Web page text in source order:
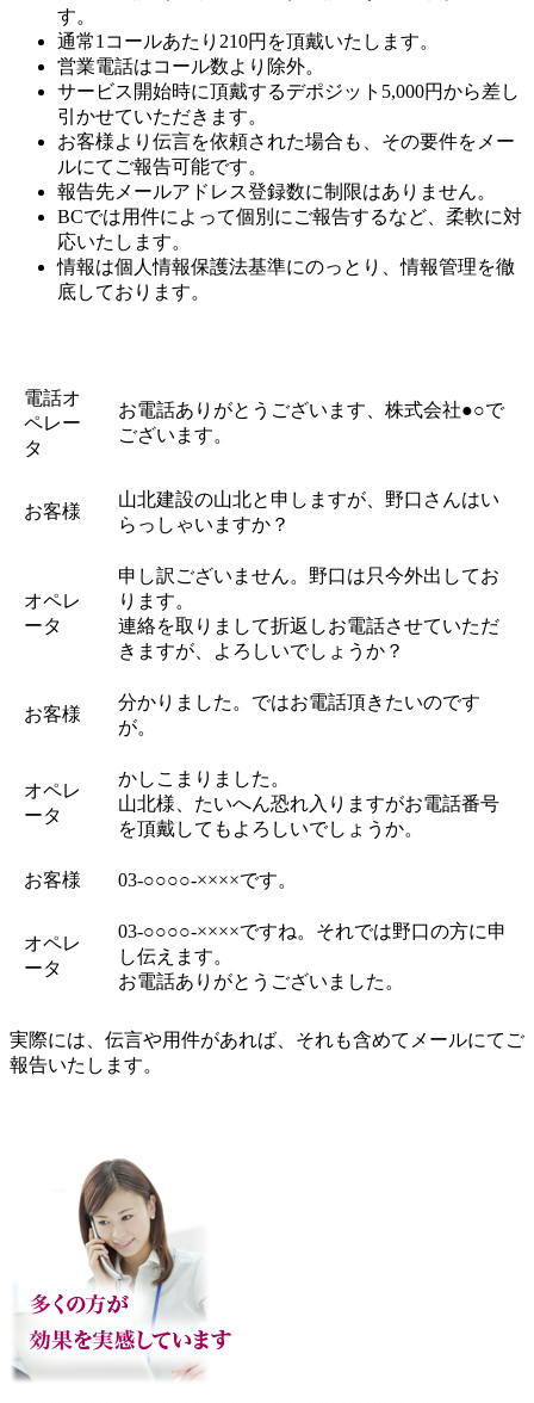
す。
通常1コールあたり210円を頂戴いたします。
営業電話はコール数より除外。
サービス開始時に頂戴するデポジット5,000円から差し
引かせていただきます。
お客様より伝言を依頼された場合も、その要件をメー
ルにてご報告可能です。
報告先メールアドレス登録数に制限はありません。
BCでは用件によって個別にご報告するなど、柔軟に対
応いたします。
情報は個人情報保護法基準にのっとり、情報管理を徹
底しております。
電話オ
ペレー
タ
お電話ありがとうございます、株式会社●○で
ございます。
お客様
山北建設の山北と申しますが、野口さんはい
らっしゃいますか？
オペレ
ータ
申し訳ございません。野口は只今外出してお
ります。
連絡を取りまして折返しお電話させていただ
きますが、よろしいでしょうか？
お客様
分かりました。ではお電話頂きたいのです
が。
オペレ
ータ
かしこまりました。
山北様、たいへん恐れ入りますがお電話番号
を頂戴してもよろしいでしょうか。
お客様 03-○○○○-××××です。
オペレ
ータ
03-○○○○-××××ですね。それでは野口の方に申
し伝えます。
お電話ありがとうございました。
実際には、伝言や用件があれば、それも含めてメールにてご
報告いたします。